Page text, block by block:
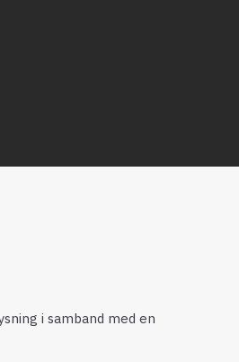
i samband med en